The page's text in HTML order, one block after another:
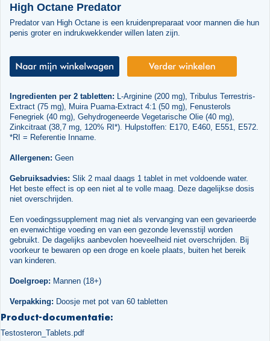
High Octane Predator
Predator van High Octane is een kruidenpreparaat voor mannen die hun
penis groter en indrukwekkender willen laten zijn.
Ingredienten per 2 tabletten: L-Arginine (200 mg), Tribulus Terrestris-
Extract (75 mg), Muira Puama-Extract 4:1 (50 mg), Fenusterols
Fenegriek (40 mg), Gehydrogeneerde Vegetarische Olie (40 mg),
Zinkcitraat (38,7 mg, 120% RI*). Hulpstoffen: E170, E460, E551, E572.
*RI = Referentie Inname.
Allergenen: Geen
Gebruiksadvies: Slik 2 maal daags 1 tablet in met voldoende water.
Het beste effect is op een niet al te volle maag. Deze dagelijkse dosis
niet overschrijden.
Een voedingssupplement mag niet als vervanging van een gevarieerde
en evenwichtige voeding en van een gezonde levensstijl worden
gebruikt. De dagelijks aanbevolen hoeveelheid niet overschrijden. Bij
voorkeur te bewaren op een droge en koele plaats, buiten het bereik
van kinderen.
Doelgroep: Mannen (18+)
Verpakking: Doosje met pot van 60 tabletten
Product-documentatie:
Testosteron_Tablets.pdf